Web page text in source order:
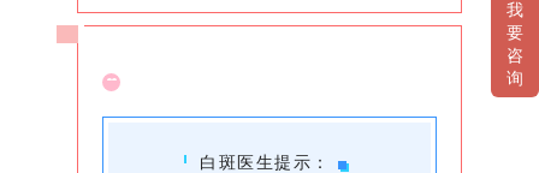
白斑医生提示：
我
要
咨
询